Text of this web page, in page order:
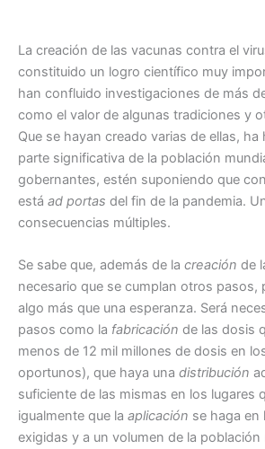
La creación de las vacunas contra el
constituido un logro científico muy
han confluido investigaciones de más
como el valor de algunas tradiciones y
Que se hayan creado varias de ellas, ha
parte significativa de la población
gobernantes, estén suponiendo que
está ad portas del fin de la pandemia.
consecuencias múltiples.
Se sabe que, además de la creación de
necesario que se cumplan otros pasos,
algo más que una esperanza. Será
pasos como la fabricación de las dosis
menos de 12 mil millones de dosis en
oportunos), que haya una distribución
suficiente de las mismas en los lugares
igualmente que la aplicación se haga en
exigidas y a un volumen de la población